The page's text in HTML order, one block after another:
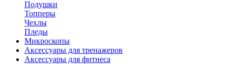
Подушки
Топперы
Чехлы
Пледы
Микроскопы
Аксессуары для тренажеров
Аксессуары для фитнеса